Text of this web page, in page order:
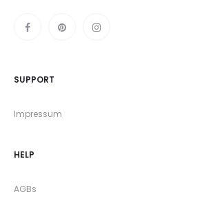
SUPPORT
Impressum
HELP
AGBs